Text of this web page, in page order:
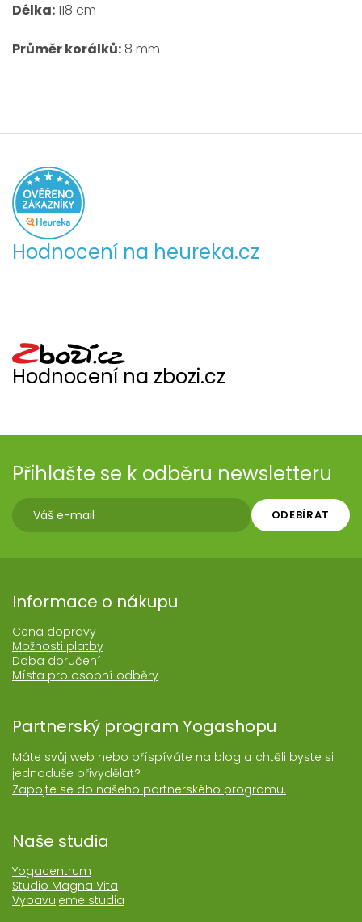
Délka:118 cm
Průměr korálků: 8 mm
Hodnocení na heureka.cz
Hodnocení na zbozi.cz
Přihlašte se k odběru newsletteru
ODEBÍRAT
Informace o nákupu
Cena dopravy
Možnosti platby
Doba doručení
Místa pro osobní odběry
Partnerský program Yogashopu
Máte svůj web nebo příspíváte na blog a chtěli byste si
jednoduše přivydělat?
Zapojte se do našeho partnerského programu.
Naše studia
Yogacentrum
Studio Magna Vita
Vybavujeme studia